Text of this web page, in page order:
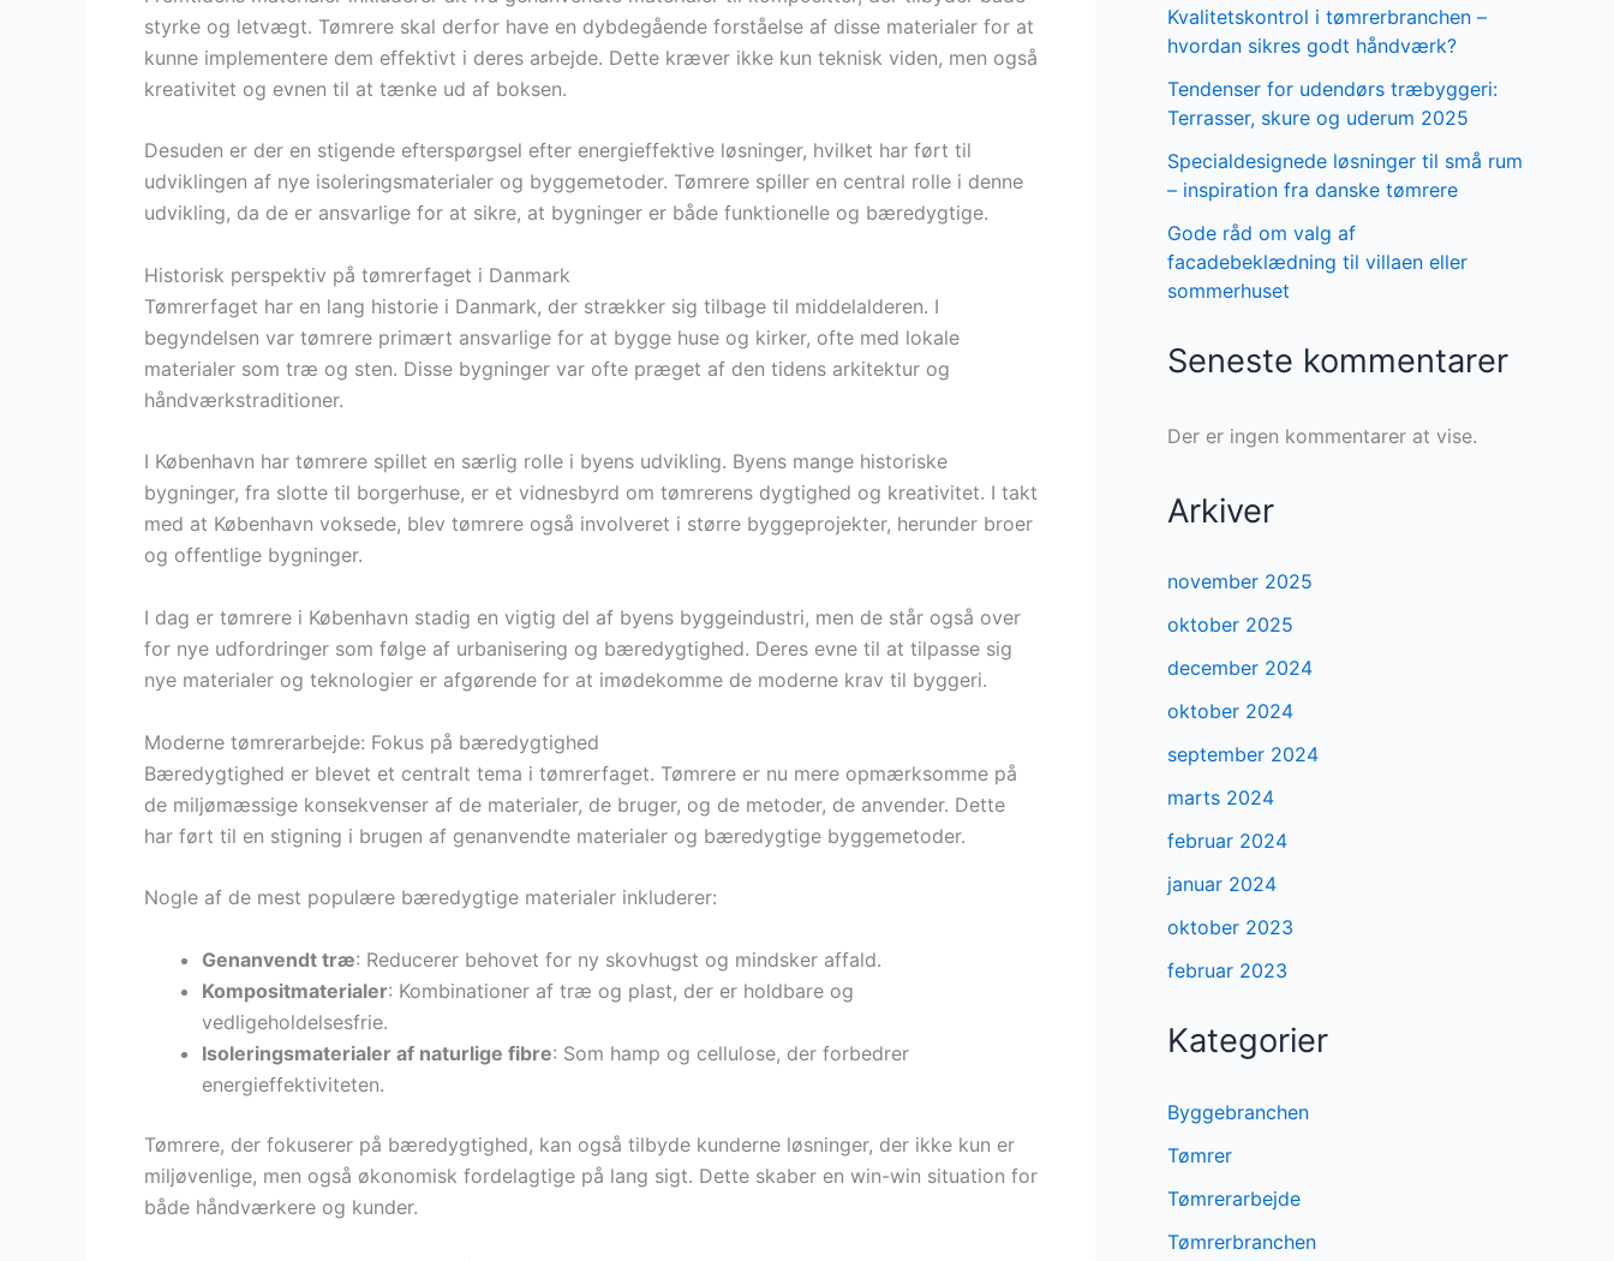
styrke og letvægt. Tømrere skal derfor have en dybdegående forståelse af disse materialer for at
kunne implementere dem effektivt i deres arbejde. Dette kræver ikke kun teknisk viden, men også
kreativitet og evnen til at tænke ud af boksen.
Desuden er der en stigende efterspørgsel efter energieffektive løsninger, hvilket har ført til
udviklingen af nye isoleringsmaterialer og byggemetoder. Tømrere spiller en central rolle i denne
udvikling, da de er ansvarlige for at sikre, at bygninger er både funktionelle og bæredygtige.
Historisk perspektiv på tømrerfaget i Danmark
Tømrerfaget har en lang historie i Danmark, der strækker sig tilbage til middelalderen. I
begyndelsen var tømrere primært ansvarlige for at bygge huse og kirker, ofte med lokale
materialer som træ og sten. Disse bygninger var ofte præget af den tidens arkitektur og
håndværkstraditioner.
I København har tømrere spillet en særlig rolle i byens udvikling. Byens mange historiske
bygninger, fra slotte til borgerhuse, er et vidnesbyrd om tømrerens dygtighed og kreativitet. I takt
med at København voksede, blev tømrere også involveret i større byggeprojekter, herunder broer
og offentlige bygninger.
I dag er tømrere i København stadig en vigtig del af byens byggeindustri, men de står også over
for nye udfordringer som følge af urbanisering og bæredygtighed. Deres evne til at tilpasse sig
nye materialer og teknologier er afgørende for at imødekomme de moderne krav til byggeri.
Moderne tømrerarbejde: Fokus på bæredygtighed
Bæredygtighed er blevet et centralt tema i tømrerfaget. Tømrere er nu mere opmærksomme på
de miljømæssige konsekvenser af de materialer, de bruger, og de metoder, de anvender. Dette
har ført til en stigning i brugen af genanvendte materialer og bæredygtige byggemetoder.
Nogle af de mest populære bæredygtige materialer inkluderer:
Genanvendt træ: Reducerer behovet for ny skovhugst og mindsker affald.
Kompositmaterialer: Kombinationer af træ og plast, der er holdbare og
vedligeholdelsesfrie.
Isoleringsmaterialer af naturlige fibre: Som hamp og cellulose, der forbedrer
energieffektiviteten.
Tømrere, der fokuserer på bæredygtighed, kan også tilbyde kunderne løsninger, der ikke kun er
miljøvenlige, men også økonomisk fordelagtige på lang sigt. Dette skaber en win-win situation for
både håndværkere og kunder.
Kvalitetskontrol i tømrerbranchen –
hvordan sikres godt håndværk?
Tendenser for udendørs træbyggeri:
Terrasser, skure og uderum 2025
Specialdesignede løsninger til små rum
– inspiration fra danske tømrere
Gode råd om valg af
facadebeklædning til villaen eller
sommerhuset
Seneste kommentarer
Der er ingen kommentarer at vise.
Arkiver
november 2025
oktober 2025
december 2024
oktober 2024
september 2024
marts 2024
februar 2024
januar 2024
oktober 2023
februar 2023
Kategorier
Byggebranchen
Tømrer
Tømrerarbejde
Tømrerbranchen